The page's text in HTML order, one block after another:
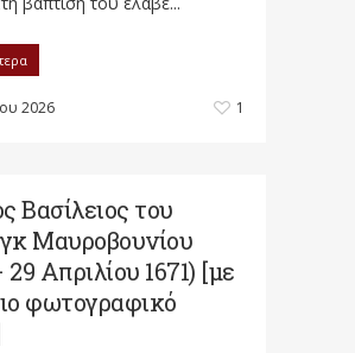
2026 1
Βασίλειος του
Μαυροβουνίου
29 Απριλίου 1671) [με
φωτογραφικό